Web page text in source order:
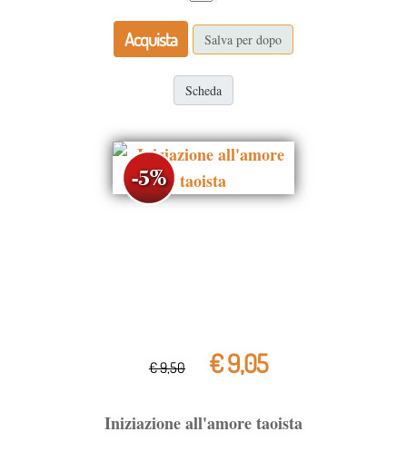
Acquista Salva per dopo
Scheda
€ 9,50 € 9,05
Iniziazione all'amore taoista